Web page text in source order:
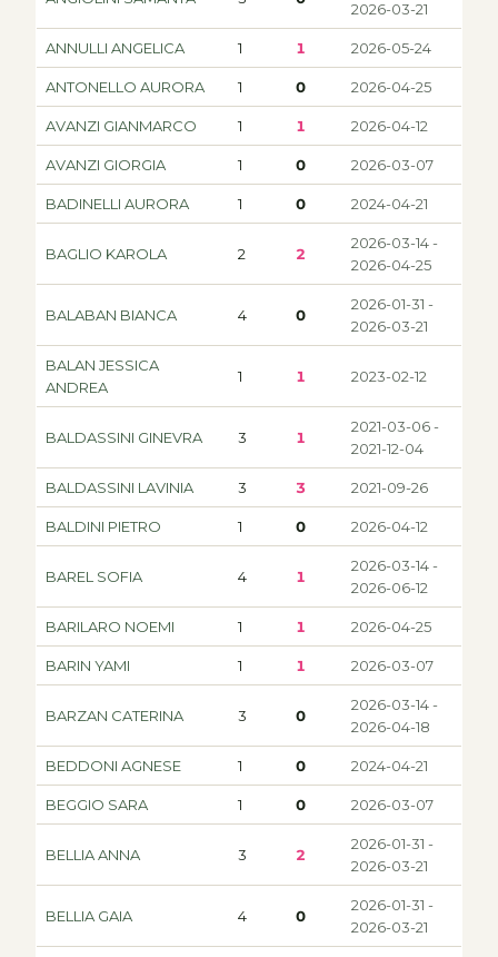
2026-03-21
ANNULLI ANGELICA 1 1 2026-05-24
ANTONELLO AURORA 1 0 2026-04-25
AVANZI GIANMARCO 1 1 2026-04-12
AVANZI GIORGIA 1 0 2026-03-07
BADINELLI AURORA 1 0 2024-04-21
BAGLIO KAROLA 2 2
2026-03-14 -
2026-04-25
BALABAN BIANCA 4 0
2026-01-31 -
2026-03-21
BALAN JESSICA
ANDREA
1 1 2023-02-12
BALDASSINI GINEVRA 3 1
2021-03-06 -
2021-12-04
BALDASSINI LAVINIA 3 3 2021-09-26
BALDINI PIETRO 1 0 2026-04-12
BAREL SOFIA 4 1
2026-03-14 -
2026-06-12
BARILARO NOEMI 1 1 2026-04-25
BARIN YAMI 1 1 2026-03-07
BARZAN CATERINA 3 0
2026-03-14 -
2026-04-18
BEDDONI AGNESE 1 0 2024-04-21
BEGGIO SARA 1 0 2026-03-07
BELLIA ANNA 3 2
2026-01-31 -
2026-03-21
BELLIA GAIA 4 0
2026-01-31 -
2026-03-21